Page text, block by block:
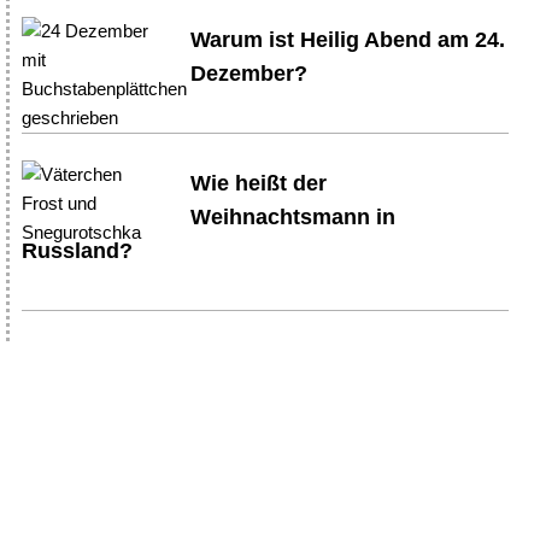
Warum ist Heilig Abend am 24.
Dezember?
Wie heißt der
Weihnachtsmann in
Russland?